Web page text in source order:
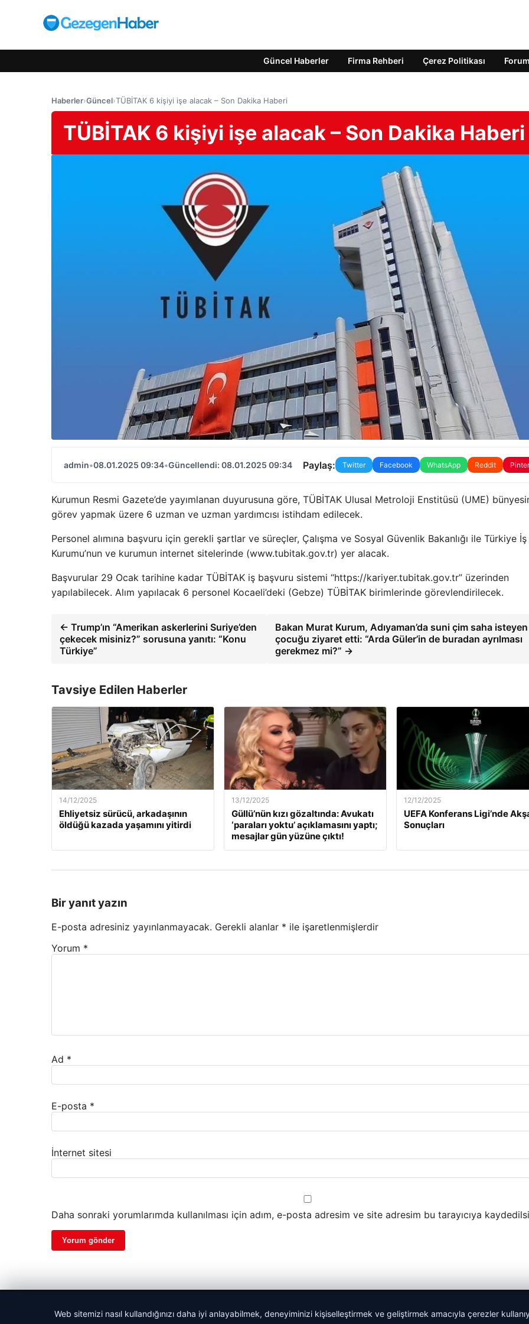
Güncel Haberler Firma Rehberi Çerez Politikası Forum
Haberler›Güncel›TÜBİTAK 6 kişiyi işe alacak – Son Dakika Haberi
TÜBİTAK 6 kişiyi işe alacak – Son Dakika Haberi
admin•08.01.2025 09:34•Güncellendi: 08.01.2025 09:34 Paylaş: Twitter Facebook WhatsApp Reddit
Kurumun Resmi Gazete’de yayımlanan duyurusuna göre, TÜBİTAK Ulusal Metroloji Enstitüsü (UME)
görev yapmak üzere 6 uzman ve uzman yardımcısı istihdam edilecek.
Personel alımına başvuru için gerekli şartlar ve süreçler, Çalışma ve Sosyal Güvenlik Bakanlığı ile Türkiye İş
Kurumu’nun ve kurumun internet sitelerinde (www.tubitak.gov.tr) yer alacak.
Başvurular 29 Ocak tarihine kadar TÜBİTAK iş başvuru sistemi “https://kariyer.tubitak.gov.tr” üzerinden
yapılabilecek. Alım yapılacak 6 personel Kocaeli’deki (Gebze) TÜBİTAK birimlerinde görevlendirilecek.
← Trump’ın “Amerikan askerlerini Suriye’den
çekecek misiniz?” sorusuna yanıtı: “Konu
Türkiye”
Bakan Murat Kurum, Adıyaman’da suni çim saha isteyen
çocuğu ziyaret etti: “Arda Güler’in de buradan ayrılması
gerekmez mi?” →
Tavsiye Edilen Haberler
14/12/2025
Ehliyetsiz sürücü, arkadaşının
öldüğü kazada yaşamını yitirdi
13/12/2025
Güllü’nün kızı gözaltında: Avukatı
‘paraları yoktu’ açıklamasını yaptı;
mesajlar gün yüzüne çıktı!
12/12/2025
UEFA Konferans Ligi’nde
Sonuçları
Bir yanıt yazın
E-posta adresiniz yayınlanmayacak. Gerekli alanlar * ile işaretlenmişlerdir
Yorum *
Ad *
E-posta *
İnternet sitesi
Daha sonraki yorumlarımda kullanılması için adım, e-posta adresim ve site adresim bu tarayıcıya
Web sitemizi nasıl kullandığınızı daha iyi anlayabilmek, deneyiminizi kişiselleştirmek ve geliştirmek amacıyla çerezler